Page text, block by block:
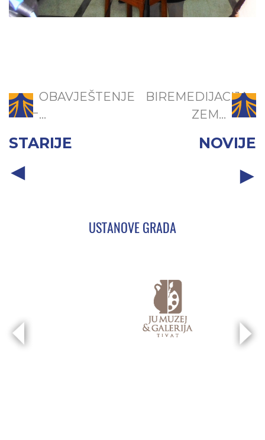
OBAVJEŠTENJE
̵...
STARIJE
BIREMEDIJACIJA
ZEM...
NOVIJE
USTANOVE GRADA